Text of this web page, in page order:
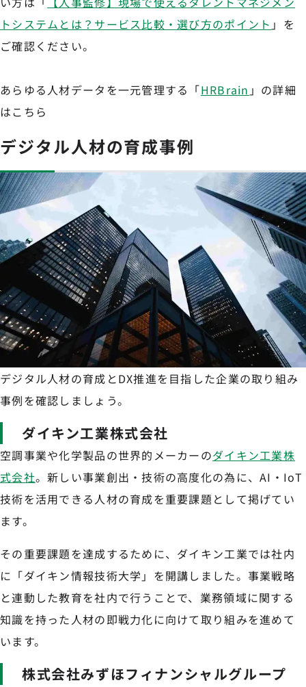
トシステムとは？サービス比較・選び方のポイント 」を
ご確認ください。
あらゆる人材データを一元管理する「HRBrain 」の詳細
はこちら
デジタル人材の育成事例
デジタル人材の育成とDX推進を目指した企業の取り組み
事例を確認しましょう。
ダイキン工業株式会社
空調事業や化学製品の世界的メーカーのダイキン工業株
式会社。新しい事業創出・技術の高度化の為に、AI・IoT
技術を活用できる人材の育成を重要課題として掲げてい
ます。
その重要課題を達成するために、ダイキン工業では社内
に「ダイキン情報技術大学」を開講しました。事業戦略
と連動した教育を社内で行うことで、業務領域に関する
知識を持った人材の即戦力化に向けて取り組みを進めて
います。
株式会社みずほフィナンシャルグループ